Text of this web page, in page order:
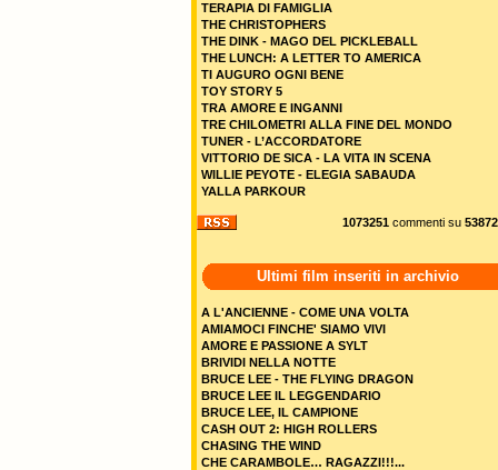
TERAPIA DI FAMIGLIA
THE CHRISTOPHERS
THE DINK - MAGO DEL PICKLEBALL
THE LUNCH: A LETTER TO AMERICA
TI AUGURO OGNI BENE
TOY STORY 5
TRA AMORE E INGANNI
TRE CHILOMETRI ALLA FINE DEL MONDO
TUNER - L’ACCORDATORE
VITTORIO DE SICA - LA VITA IN SCENA
WILLIE PEYOTE - ELEGIA SABAUDA
YALLA PARKOUR
1073251 commenti su 53872
Ultimi film inseriti in archivio
A L'ANCIENNE - COME UNA VOLTA
AMIAMOCI FINCHE' SIAMO VIVI
AMORE E PASSIONE A SYLT
BRIVIDI NELLA NOTTE
BRUCE LEE - THE FLYING DRAGON
BRUCE LEE IL LEGGENDARIO
BRUCE LEE, IL CAMPIONE
CASH OUT 2: HIGH ROLLERS
CHASING THE WIND
CHE CARAMBOLE… RAGAZZI!!!...